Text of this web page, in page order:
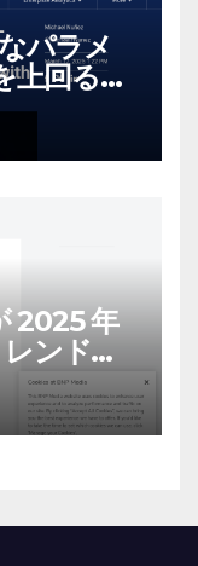
パラメ
回る新
ルをリ
2025 年
ンドに |